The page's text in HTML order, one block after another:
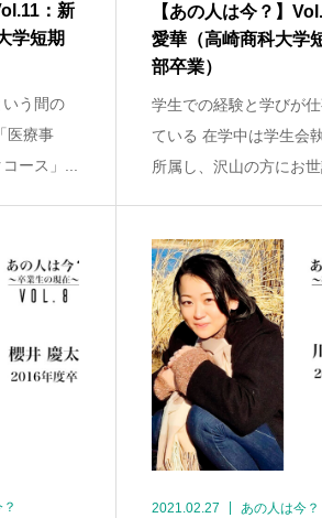
：新
学短期
う間の
医療事
ース」...
【あの人は今？】
愛華（高崎商科大学
部卒業）
学生での経験と学びが
ている 在学中は学生会
所属し、沢山の方にお
2021.02.27 あの人は今？